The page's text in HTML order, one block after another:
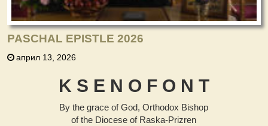
PASCHAL EPISTLE 2026
април 13, 2026
K S E N О F О N Т
By the grace of God, Orthodox Bishop
of the Diocese of Raska-Prizren